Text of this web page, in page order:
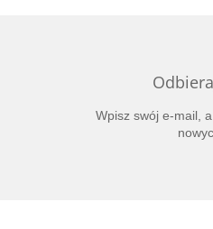
Wpisz swój e-mail,